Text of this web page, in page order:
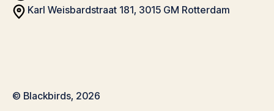
Karl Weisbardstraat 181, 3015 GM Rotterdam
© Blackbirds, 2026